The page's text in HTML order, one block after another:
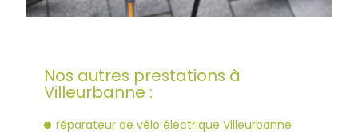
Nos autres prestations à
Villeurbanne :
réparateur de vélo électrique Villeurbanne